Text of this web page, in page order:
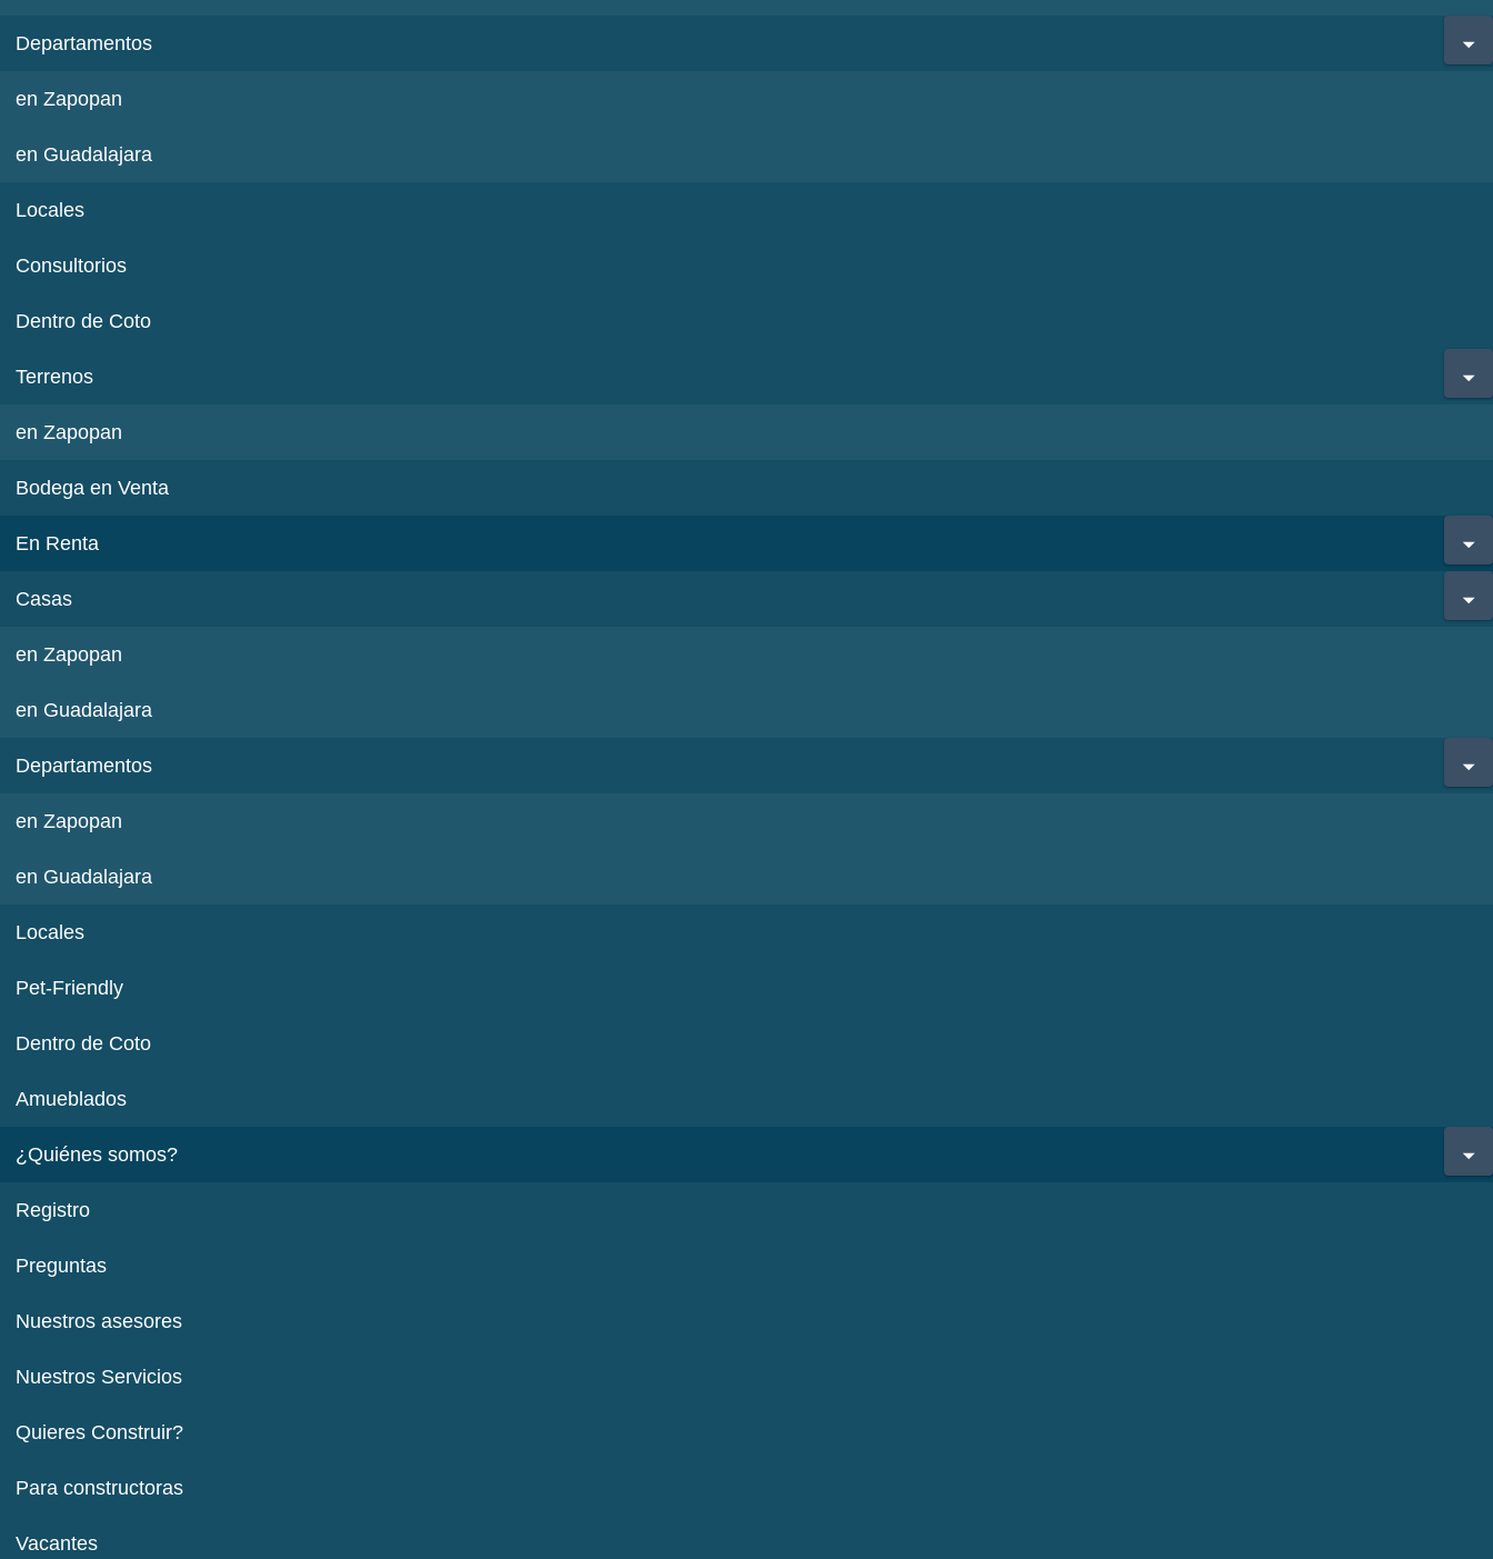
Departamentos
en Zapopan
en Guadalajara
Locales
Consultorios
Dentro de Coto
Terrenos
en Zapopan
Bodega en Venta
En Renta
Casas
en Zapopan
en Guadalajara
Departamentos
en Zapopan
en Guadalajara
Locales
Pet-Friendly
Dentro de Coto
Amueblados
¿Quiénes somos?
Registro
Preguntas
Nuestros asesores
Nuestros Servicios
Quieres Construir?
Para constructoras
Vacantes